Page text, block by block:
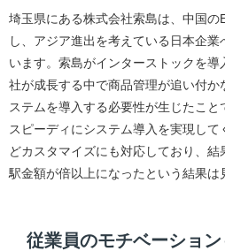
埼玉県にある株式会社索島は、中国
し、アジア進出を考えている日本企
います。索島がインターストックを
社が成長する中で商品管理が追い付
ステムを導入する必要性が生じたこ
スピーディにシステム導入を実現し
どカスタマイズにも対応しており、
駅金額が倍以上になったという結果は
従業員のモチベーショ